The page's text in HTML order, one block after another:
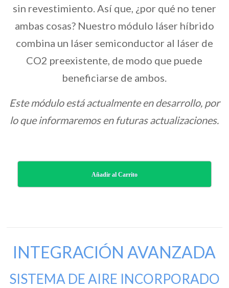
sin revestimiento. Así que, ¿por qué no tener
ambas cosas? Nuestro módulo láser híbrido
combina un láser semiconductor al láser de
CO2 preexistente, de modo que puede
beneficiarse de ambos.
Este módulo está actualmente en desarrollo, por
lo que informaremos en futuras actualizaciones.
Añadir al Carrito
INTEGRACIÓN AVANZADA
SISTEMA DE AIRE INCORPORADO